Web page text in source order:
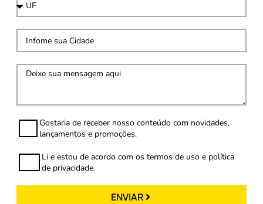
Gostaria de receber nosso conteúdo com novidades,
lançamentos e promoções.
Li e estou de acordo com os termos de uso e política
de privacidade.
ENVIAR